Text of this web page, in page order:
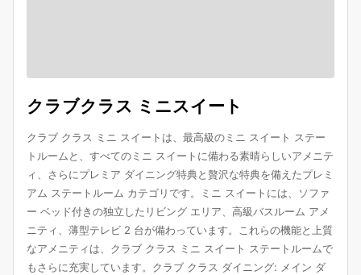
クラブクラス ミニスイート
クラブ クラス ミニ スイートは、最高級のミニ スイート ステー
トルームと、すべてのミニ スイートに備わる素晴らしいアメニテ
ィ、さらにプレミア ダイニング特典と贅沢な特典を備えたプレミ
アム ステートルーム カテゴリです。ミニ スイートには、ソファ
ー ベッド付きの独立したリビング エリア、高級バスルーム アメ
ニティ、薄型テレビ 2 台が備わっています。これらの機能と上質
なアメニティは、クラブ クラス ミニ スイート ステートルームで
もさらに充実しています。クラブ クラス ダイニング: メイン ダ